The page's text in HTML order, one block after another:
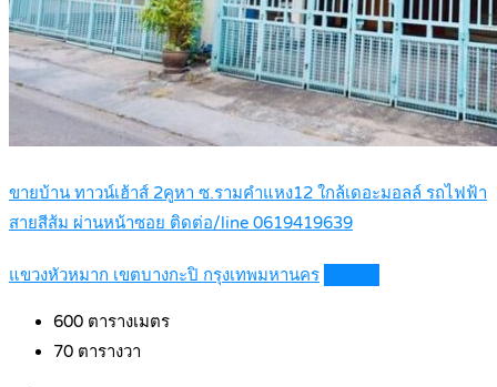
ขายบ้าน ทาวน์เฮ้าส์ 2คูหา ซ.รามคำแหง12 ใกล้เดอะมอลล์ รถไฟฟ้า
สายสีส้ม ผ่านหน้าซอย ติดต่อ/line 0619419639
แขวงหัวหมาก เขตบางกะปิ กรุงเทพมหานคร
600 ตารางเมตร
70 ตารางวา